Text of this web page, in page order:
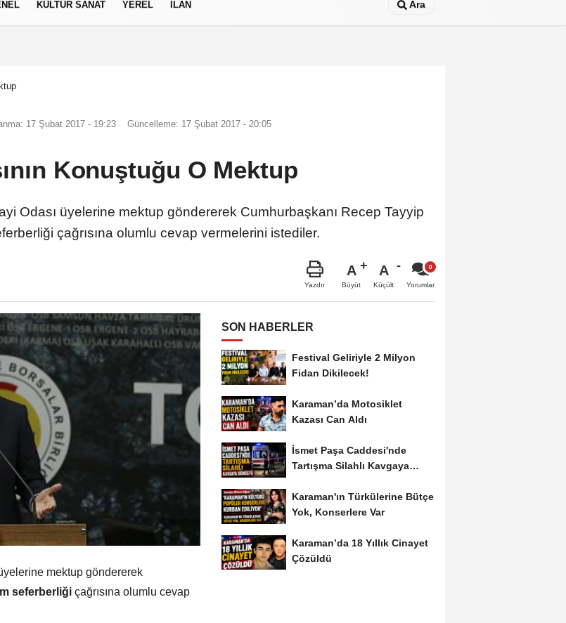
KÜLTÜR SANAT YEREL İLAN Ara
17 Şubat 2017 - 19:23 Güncelleme: 17 Şubat 2017 - 20:05
Konuştuğu O Mektup
Odası üyelerine mektup göndererek Cumhurbaşkanı Recep Tayyip
çağrısına olumlu cevap vermelerini istediler.
Yazdır
A
Büyüt
A
Küçült Yorumlar
mektup göndererek
seferberliği çağrısına olumlu cevap
SON HABERLER
Festival Geliriyle 2 Milyon
Fidan Dikilecek!
Karaman’da Motosiklet
Kazası Can Aldı
İsmet Paşa Caddesi'nde
Tartışma Silahlı Kavgaya
Karaman'ın Türkülerine Bütçe
Yok, Konserlere Var
Karaman’da 18 Yıllık Cinayet
Çözüldü